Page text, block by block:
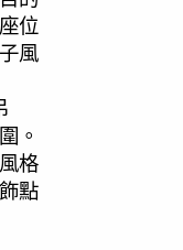
位
風
。
格
點